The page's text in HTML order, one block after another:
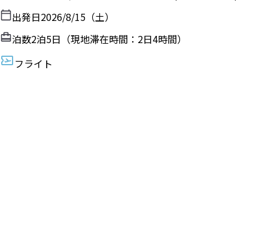
出発日2026/8/15（土）
泊数2泊5日（現地滞在時間： 2日4時間）
フライト